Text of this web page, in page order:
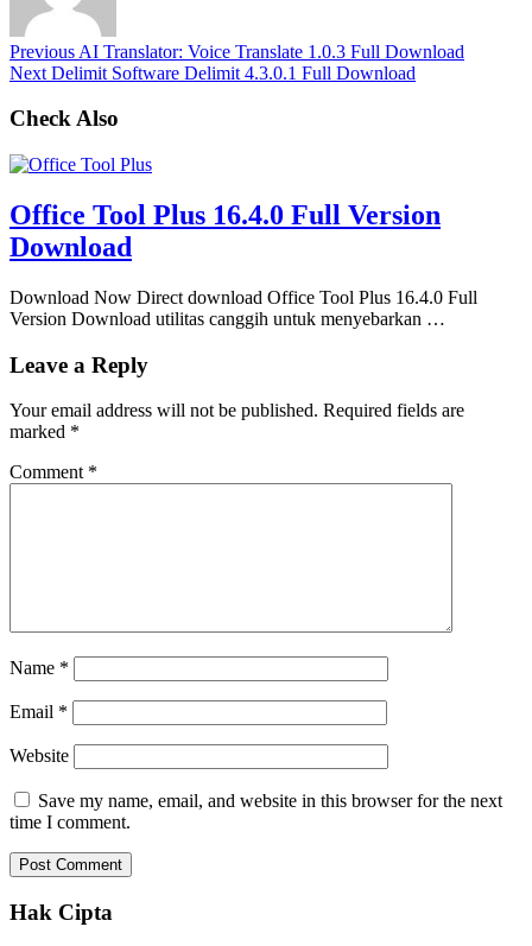
Previous AI Translator: Voice Translate 1.0.3 Full Download
Next Delimit Software Delimit 4.3.0.1 Full Download
Check Also
Office Tool Plus 16.4.0 Full Version
Download
Download Now Direct download Office Tool Plus 16.4.0 Full
Version Download utilitas canggih untuk menyebarkan …
Leave a Reply
Your email address will not be published. Required fields are
marked *
Comment *
Name *
Email *
Website
Save my name, email, and website in this browser for the next
time I comment.
Hak Cipta